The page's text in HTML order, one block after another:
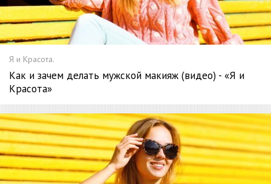
Я и Красота.
Как и зачем делать мужской макияж (видео) - «Я и
Красота»